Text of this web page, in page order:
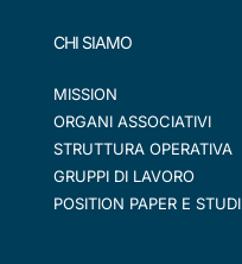
CHI SIAMO
MISSION
ORGANI ASSOCIATIVI
STRUTTURA OPERATIVA
GRUPPI DI LAVORO
POSITION PAPER E STUDI